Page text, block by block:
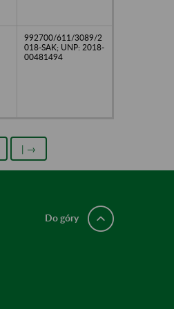
992700/611/3089/2
018-SAK; UNP: 2018-
00481494
| →
Do góry